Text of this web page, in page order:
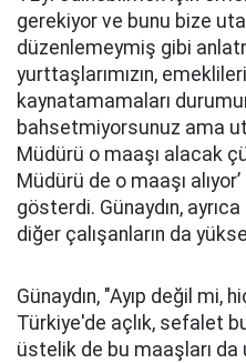
gerekiyor ve bunu bize
düzenlemeymiş gibi
yurttaşlarımızın,
kaynatamamaları
bahsetmiyorsunuz ama
Müdürü o maaşı alacak
Müdürü de o maaşı
gösterdi. Günaydın,
diğer çalışanların da
Günaydın, "Ayıp değil mi,
Türkiye'de açlık, sefalet
üstelik de bu maaşları